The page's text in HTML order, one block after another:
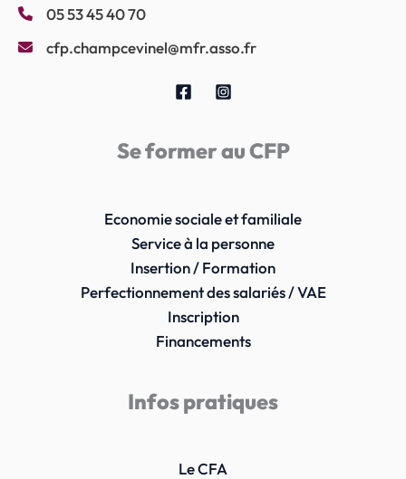
05 53 45 40 70
cfp.champcevinel@mfr.asso.fr
Se former au CFP
Economie sociale et familiale
Service à la personne
Insertion / Formation
Perfectionnement des salariés / VAE
Inscription
Financements
Infos pratiques
Le CFA